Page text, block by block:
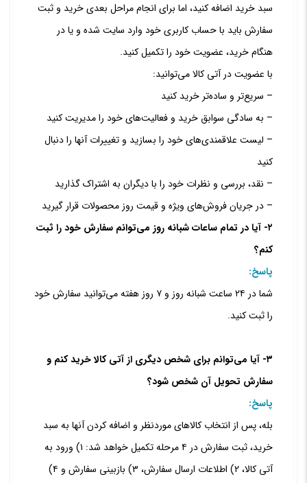
سبد خرید اضافه کنید، اما برای انجام مراحل بعدی خرید و ثبت
سفارش باید با حساب کاربری خود وارد سایت شده و یا در
هنگام خرید، عضویت خود را تکمیل کنید.
با عضویت در آتی کالا می‌توانید:
– سریع‌تر و ساده‌تر خرید کنید
– به سادگی سوابق خرید و فعالیت‌های خود را مدیریت کنید
– لیست علاقمندی‌های خود را بسازید و تغییرات آنها را دنبال
کنید
– نقد، بررسی و نظرات خود را با دیگران به اشتراک گذارید
– در جریان فروش‌های ویژه و قیمت روز محصولات قرار گیرید
۲- آیا در تمام ساعات شبانه روز می‌توانم سفارش خود را ثبت
کنم؟
پاسخ:
شما در ۲۴ ساعت شبانه روز و ۷ روز هفته می‌‏توانید سفارش خود
را ثبت کنید.
۳- آیا می‌توانم برای شخص دیگری از آتی کالا خرید کنم و
سفارش تحویل آن شخص شود؟
پاسخ:
بله، پس از انتخاب کالاهای موردنظر و اضافه کردن آنها به سبد
خرید، ثبت سفارش در ۴ مرحله تکمیل خواهد شد: ۱) ورود به
آتی کالا، ۲) اطلاعات ارسال سفارش، ۳) بازبینی سفارش و ۴)